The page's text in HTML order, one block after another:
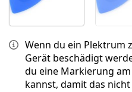
Wenn du ein Plektrum
Gerät beschädigt
du eine Markierung
kannst, damit das